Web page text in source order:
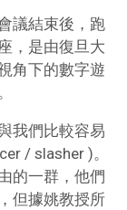
議結束後，跑
，是由復旦大
角下的數字遊
我們比較容易
/ slasher )。
的一群，他們
但據姚教授所